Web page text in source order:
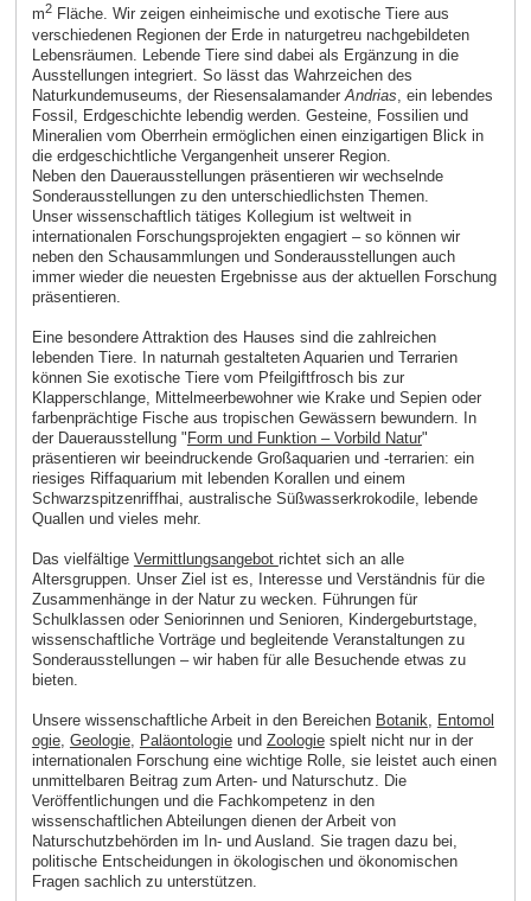
m2Fläche. Wir zeigen einheimische und exotische Tiere aus
verschiedenen Regionen der Erde in naturgetreu nachgebildeten
Lebensräumen. Lebende Tiere sind dabei als Ergänzung in die
Ausstellungen integriert. So lässt das Wahrzeichen des
Naturkundemuseums, der Riesensalamander Andrias , ein lebendes
Fossil, Erdgeschichte lebendig werden. Gesteine, Fossilien und
Mineralien vom Oberrhein ermöglichen einen einzigartigen Blick in
die erdgeschichtliche Vergangenheit unserer Region.
Neben den Dauerausstellungen präsentieren wir wechselnde
Sonderausstellungen zu den unterschiedlichsten Themen.
Unser wissenschaftlich tätiges Kollegium ist weltweit in
internationalen Forschungsprojekten engagiert – so können wir
neben den Schausammlungen und Sonderausstellungen auch
immer wieder die neuesten Ergebnisse aus der aktuellen Forschung
präsentieren.
Eine besondere Attraktion des Hauses sind die zahlreichen
lebenden Tiere. In naturnah gestalteten Aquarien und Terrarien
können Sie exotische Tiere vom Pfeilgiftfrosch bis zur
Klapperschlange, Mittelmeerbewohner wie Krake und Sepien oder
farbenprächtige Fische aus tropischen Gewässern bewundern. In
der Dauerausstellung "Form und Funktion – Vorbild Natur"
präsentieren wir beeindruckende Großaquarien und -terrarien: ein
riesiges Riffaquarium mit lebenden Korallen und einem
Schwarzspitzenriffhai, australische Süßwasserkrokodile, lebende
Quallen und vieles mehr.
Das vielfältige Vermittlungsangebot richtet sich an alle
Altersgruppen. Unser Ziel ist es, Interesse und Verständnis für die
Zusammenhänge in der Natur zu wecken. Führungen für
Schulklassen oder Seniorinnen und Senioren, Kindergeburtstage,
wissenschaftliche Vorträge und begleitende Veranstaltungen zu
Sonderausstellungen – wir haben für alle Besuchende etwas zu
bieten.
Unsere wissenschaftliche Arbeit in den Bereichen Botanik
Entomol
ogie, Geologie, Paläontologieund Zoologiespielt nicht nur in der
internationalen Forschung eine wichtige Rolle, sie leistet auch einen
unmittelbaren Beitrag zum Arten- und Naturschutz. Die
Veröffentlichungen und die Fachkompetenz in den
wissenschaftlichen Abteilungen dienen der Arbeit von
Naturschutzbehörden im In- und Ausland. Sie tragen dazu bei,
politische Entscheidungen in ökologischen und ökonomischen
Fragen sachlich zu unterstützen.